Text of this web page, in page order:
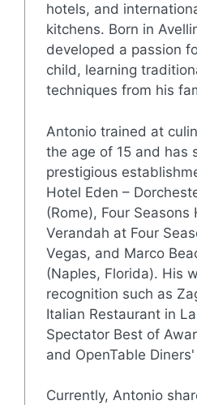
hotels, and
kitchens. Born in
developed a passion
child, learning
techniques from his
Antonio trained at
the age of 15 and has
prestigious
Hotel Eden –
(Rome), Four Seasons
Verandah at Four
Vegas, and Marco
(Naples, Florida). His
recognition such as
Italian Restaurant in
Spectator Best of
and OpenTable
Currently, Antonio